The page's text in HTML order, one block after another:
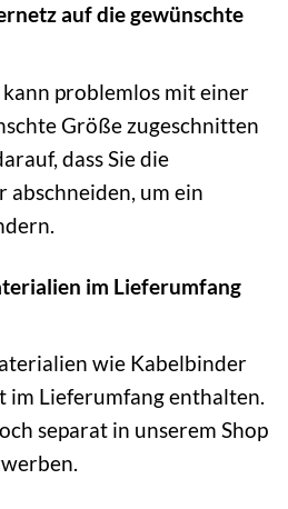
auf die gewünschte
kann problemlos mit einer
Größe zugeschnitten
dass Sie die
abschneiden, um ein
im Lieferumfang
wie Kabelbinder
im Lieferumfang enthalten.
separat in unserem Shop